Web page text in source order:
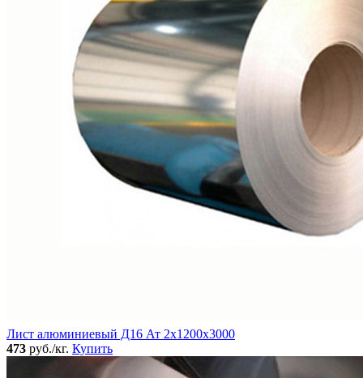
Лист алюминиевый Д16 Ат 2х1200х3000
473 руб./кг. Купить